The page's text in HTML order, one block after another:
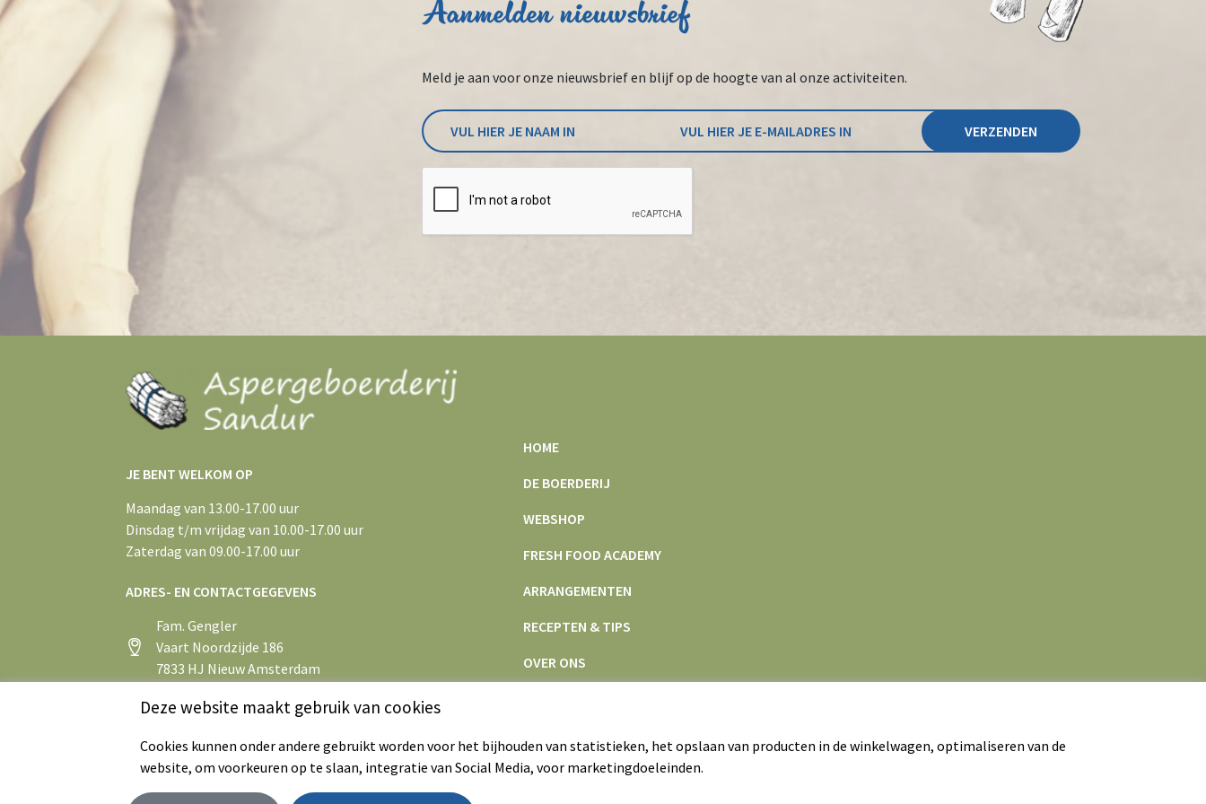
Aanmelden nieuwsbrief
Meld je aan voor onze nieuwsbrief en blijf op de hoogte van al onze activiteiten.
JE BENT WELKOM OP
Maandag van 13.00-17.00 uur
Dinsdag t/m vrijdag van 10.00-17.00 uur
Zaterdag van 09.00-17.00 uur
ADRES- EN CONTACTGEGEVENS
Fam. Gengler
Vaart Noordzijde 186
7833 HJ Nieuw Amsterdam
+31 (0)591 55 43 75
HOME
DE BOERDERIJ
WEBSHOP
FRESH FOOD ACADEMY
ARRANGEMENTEN
RECEPTEN & TIPS
OVER ONS
Deze website maakt gebruik van cookies
Cookies kunnen onder andere gebruikt worden voor het bijhouden van statistieken, het opslaan van producten in de winkelwagen, optimaliseren van de
website, om voorkeuren op te slaan, integratie van Social Media, voor marketingdoeleinden.